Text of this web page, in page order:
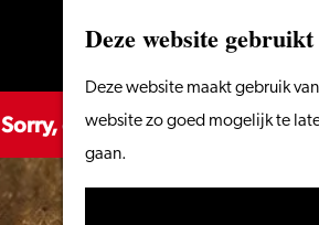
Deze website
Deze website maakt gebruik
website zo goed mogelijk te
gaan.
Sorry, deze activiteit is niet